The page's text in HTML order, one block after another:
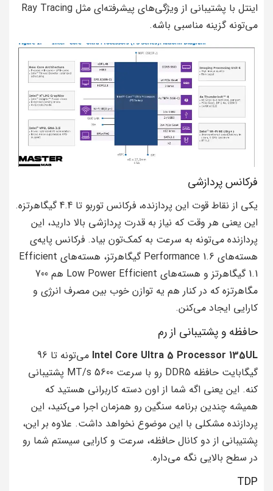
اینتل با پشتیبانی از ویژگی‌های پیشرفته‌ای مثل Ray Tracing
می‌تونه گزینه مناسبی باشه.
فرکانس پردازشی
یکی از نقاط قوت این پردازنده، فرکانس توربو تا 4.4 گیگاهرتزه.
این یعنی هر وقت که نیاز به قدرت پردازشی بالا دارید، این
پردازنده می‌تونه به سرعت به کمک‌تون بیاد. فرکانس پایه‌ی
هسته‌های Performance 1.6 گیگاهرتز، هسته‌های Efficient
1.1 گیگاهرتز و هسته‌های Low Power Efficient هم 700
مگاهرتزه که در کنار هم یه توازن خوب بین مصرف انرژی و
کارایی ایجاد می‌کنن.
حافظه و پشتیبانی از رم
Intel Core Ultra 5 Processor 135UL
می‌تونه تا 96
گیگابایت حافظه DDR5 رو با سرعت 5600 MT/s پشتیبانی
کنه. این یعنی اگه شما از اون دسته کاربرانی هستید که
همیشه چندین برنامه سنگین رو همزمان اجرا می‌کنید، این
پردازنده مشکلی با این موضوع نخواهد داشت. علاوه بر این،
پشتیبانی از دو کانال حافظه، سرعت و کارایی سیستم شما رو
در سطح بالایی نگه می‌داره.
TDP